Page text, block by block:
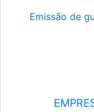
Emissão de